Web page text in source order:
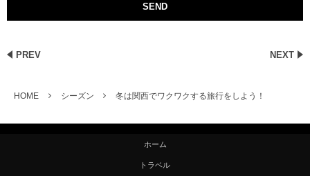
PREV NEXT
HOME シーズン 冬は関西でワクワクする旅行をしよう！
ホーム
トラベル